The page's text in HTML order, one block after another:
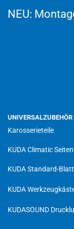
NEU:
UNIVERSALZUBEHÖR
Karosserieteile
KUDA Climatic
KUDA Standard-
KUDA
KUDASOUND